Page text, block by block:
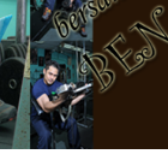
sendiri jenis
minor la.. nanti la
buat keputusan